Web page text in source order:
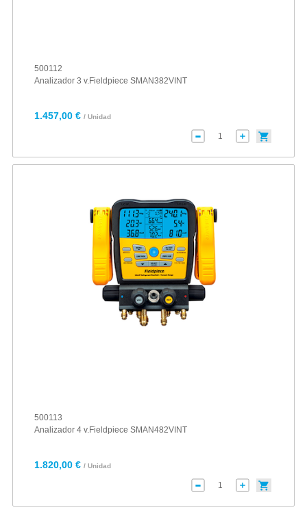
500112
Analizador 3 v.Fieldpiece SMAN382VINT
1.457,00 € / Unidad
500113
Analizador 4 v.Fieldpiece SMAN482VINT
1.820,00 € / Unidad